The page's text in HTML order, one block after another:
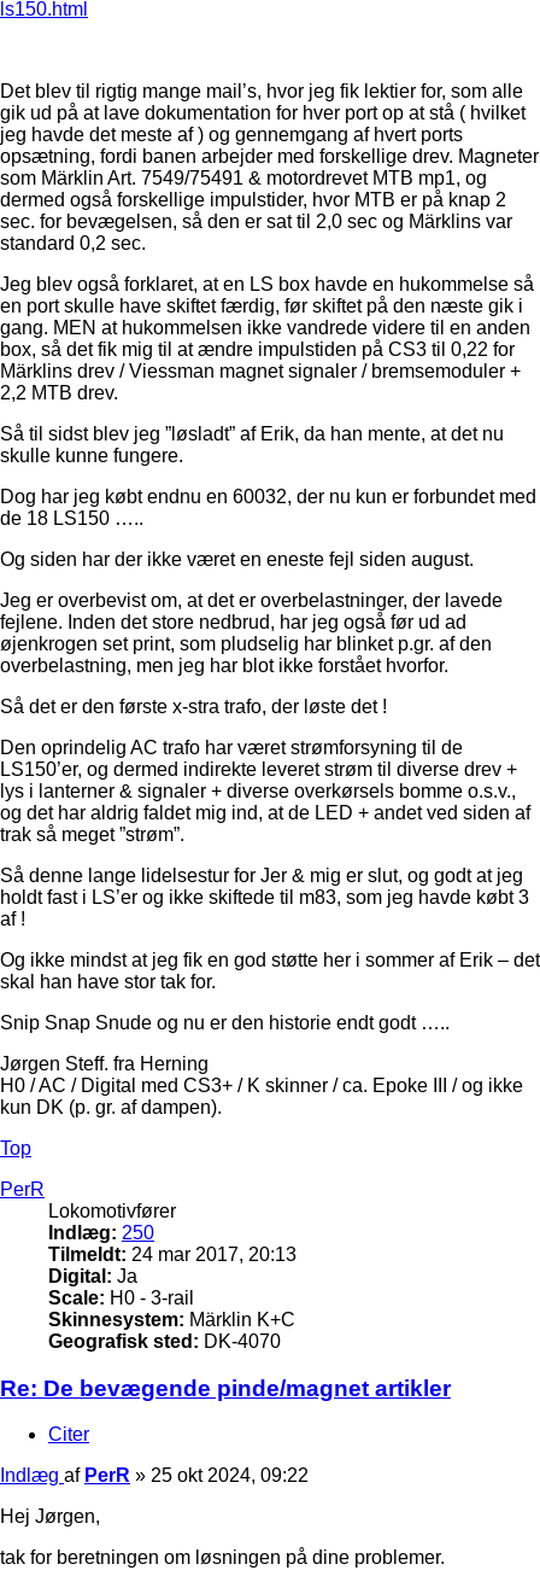
ls150.html
Det blev til rigtig mange mail’s, hvor jeg fik lektier for, som alle
gik ud på at lave dokumentation for hver port op at stå ( hvilket
jeg havde det meste af ) og gennemgang af hvert ports
opsætning, fordi banen arbejder med forskellige drev. Magneter
som Märklin Art. 7549/75491 & motordrevet MTB mp1, og
dermed også forskellige impulstider, hvor MTB er på knap 2
sec. for bevægelsen, så den er sat til 2,0 sec og Märklins var
standard 0,2 sec.
Jeg blev også forklaret, at en LS box havde en hukommelse så
en port skulle have skiftet færdig, før skiftet på den næste gik i
gang. MEN at hukommelsen ikke vandrede videre til en anden
box, så det fik mig til at ændre impulstiden på CS3 til 0,22 for
Märklins drev / Viessman magnet signaler / bremsemoduler +
2,2 MTB drev.
Så til sidst blev jeg ”løsladt” af Erik, da han mente, at det nu
skulle kunne fungere.
Dog har jeg købt endnu en 60032, der nu kun er forbundet med
de 18 LS150 …..
Og siden har der ikke været en eneste fejl siden august.
Jeg er overbevist om, at det er overbelastninger, der lavede
fejlene. Inden det store nedbrud, har jeg også før ud ad
øjenkrogen set print, som pludselig har blinket p.gr. af den
overbelastning, men jeg har blot ikke forstået hvorfor.
Så det er den første x-stra trafo, der løste det !
Den oprindelig AC trafo har været strømforsyning til de
LS150’er, og dermed indirekte leveret strøm til diverse drev +
lys i lanterner & signaler + diverse overkørsels bomme o.s.v.,
og det har aldrig faldet mig ind, at de LED + andet ved siden af
trak så meget ”strøm”.
Så denne lange lidelsestur for Jer & mig er slut, og godt at jeg
holdt fast i LS’er og ikke skiftede til m83, som jeg havde købt 3
af !
Og ikke mindst at jeg fik en god støtte her i sommer af Erik – det
skal han have stor tak for.
Snip Snap Snude og nu er den historie endt godt …..
Jørgen Steff. fra Herning
H0 / AC / Digital med CS3+ / K skinner / ca. Epoke III / og ikke
kun DK (p. gr. af dampen).
Top
PerR
Lokomotivfører
Indlæg: 250
Tilmeldt: 24 mar 2017, 20:13
Digital: Ja
Scale: H0 - 3-rail
Skinnesystem: Märklin K+C
Geografisk sted: DK-4070
Re: De bevægende pinde/magnet artikler
Citer
Indlæg af PerR » 25 okt 2024, 09:22
Hej Jørgen,
tak for beretningen om løsningen på dine problemer.